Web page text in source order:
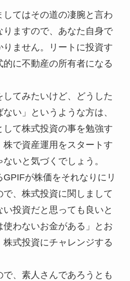
してはその道の凄腕と言わ
りますので、あなた自身で
ません。リートに投資す
に不動産の所有者になる
してみたいけど、どうした
い」というような方は、
して株式投資の事を勉強す
株で資産運用をスタートす
いと気づくでしょう。
が株価をそれなりにリ
、株式投資に関しまして
投資だと思っても良いと
わないお金がある」とお
式投資にチャレンジする
、素人さんであろうとも